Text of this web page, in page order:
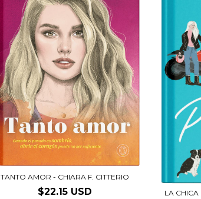
TANTO AMOR - CHIARA F. CITTERIO
$22.15 USD
LA CHICA